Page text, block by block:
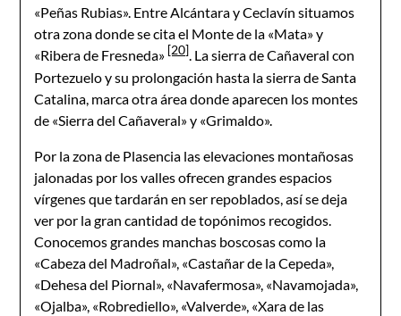
«Peñas Rubias». Entre Alcántara y Ceclavín situamos
otra zona donde se cita el Monte de la «Mata» y
«Ribera de Fresneda» [20]. La sierra de Cañaveral con
Portezuelo y su prolongación hasta la sierra de Santa
Catalina, marca otra área donde aparecen los montes
de «Sierra del Cañaveral» y «Grimaldo».
Por la zona de Plasencia las elevaciones montañosas
jalonadas por los valles ofrecen grandes espacios
vírgenes que tardarán en ser repoblados, así se deja
ver por la gran cantidad de topónimos recogidos.
Conocemos grandes manchas boscosas como la
«Cabeza del Madroñal», «Castañar de la Cepeda»,
«Dehesa del Piornal», «Navafermosa», «Navamojada»,
«Ojalba», «Robrediello», «Valverde», «Xara de las